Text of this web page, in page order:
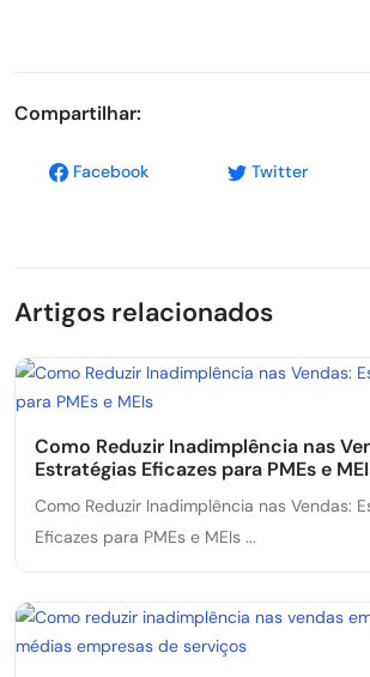
Compartilhar:
Facebook Twitter
Artigos relacionados
Como Reduzir Inadimplência nas
Estratégias Eficazes para PMEs e
Como Reduzir Inadimplência nas Vendas:
Eficazes para PMEs e MEIs ...